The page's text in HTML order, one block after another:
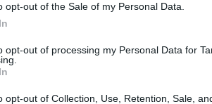
opt-out of the Sale of my Personal Data.
opt-out of processing my Personal Data for
opt-out of Collection, Use, Retention, Sale,